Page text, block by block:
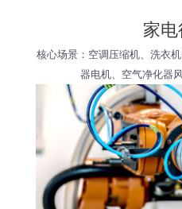
家
核心场景：空调压缩机、洗衣
器电机、空气净化器